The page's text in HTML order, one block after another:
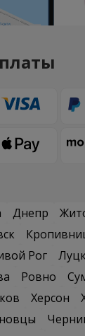
Днепр
Рог Луцк
Ровно
Херсон